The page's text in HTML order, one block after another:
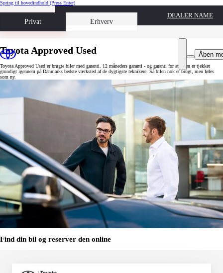
Spring til hovedindhold (Press Enter)
Privat Erhverv
Book prøvetur
DEALER NAME
Åben
Toyota Approved Used
Toyota Approved Used er brugte biler med garanti. 12 måneders garanti - og garanti for at bilen er tjekket
grundigt igennem på Danmarks bedste værksted af de dygtigste teknikere. Så bilen nok er brugt, men føles
som ny.
Find din bil og reserver den online